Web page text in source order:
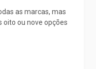
as marcas, mas
oito ou nove opções